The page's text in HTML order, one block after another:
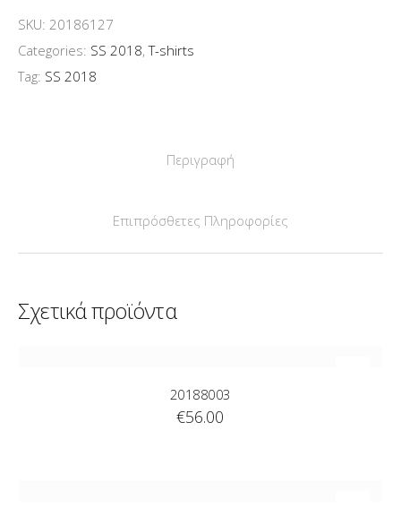
SKU: 20186127
Categories: SS 2018,T-shirts
Tag: SS 2018
Περιγραφή
Επιπρόσθετες Πληροφορίες
Σχετικά προϊόντα
20188003
€56.00